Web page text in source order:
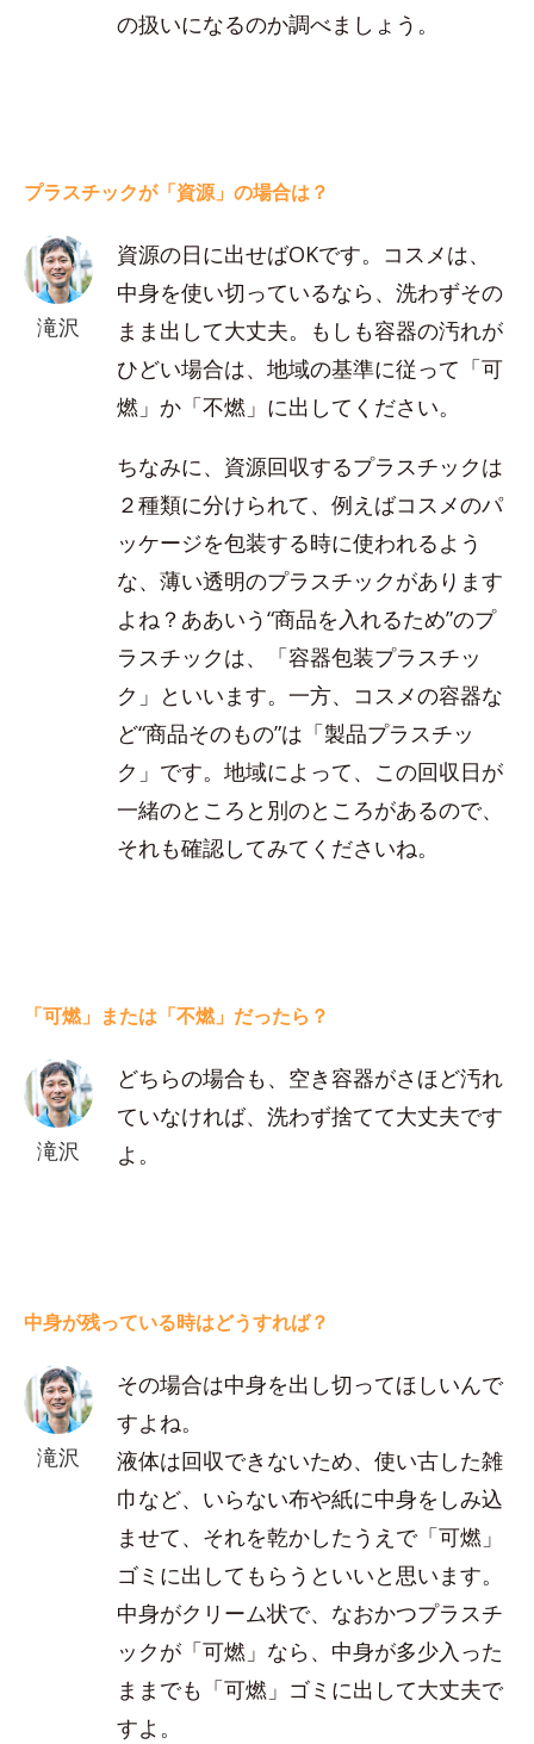
の扱いになるのか調べましょう。
プラスチックが「資源」の場合は？
滝沢
資源の日に出せばOKです。コスメは、
中身を使い切っているなら、洗わずその
まま出して大丈夫。もしも容器の汚れが
ひどい場合は、地域の基準に従って「可
燃」か「不燃」に出してください。
ちなみに、資源回収するプラスチックは
２種類に分けられて、例えばコスメのパ
ッケージを包装する時に使われるよう
な、薄い透明のプラスチックがあります
よね？ああいう“商品を入れるため”のプ
ラスチックは、「容器包装プラスチッ
ク」といいます。一方、コスメの容器な
ど“商品そのもの”は「製品プラスチッ
ク」です。地域によって、この回収日が
一緒のところと別のところがあるので、
それも確認してみてくださいね。
「可燃」または「不燃」だったら？
滝沢
どちらの場合も、空き容器がさほど汚れ
ていなければ、洗わず捨てて大丈夫です
よ。
中身が残っている時はどうすれば？
滝沢
その場合は中身を出し切ってほしいんで
すよね。
液体は回収できないため、使い古した雑
巾など、いらない布や紙に中身をしみ込
ませて、それを乾かしたうえで「可燃」
ゴミに出してもらうといいと思います。
中身がクリーム状で、なおかつプラスチ
ックが「可燃」なら、中身が多少入った
ままでも「可燃」ゴミに出して大丈夫で
すよ。